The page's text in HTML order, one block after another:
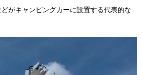
がキャンピングカーに設置する代表的な